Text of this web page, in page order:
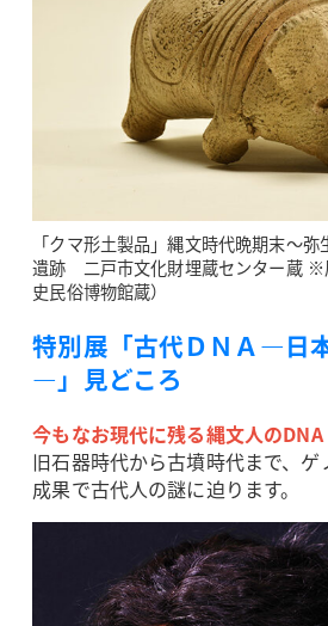
「クマ形土製品」縄文時代晩期末～
遺跡 二戸市文化財埋蔵センター蔵 ※
史民俗博物館蔵）
特別展「古代ＤＮＡ―日
―」見どころ
今もなお現代に残る縄文人のDNA
旧石器時代から古墳時代まで、
成果で古代人の謎に迫ります。